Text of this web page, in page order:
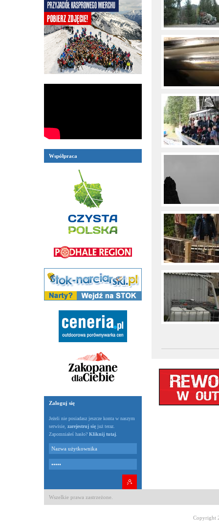
Współpraca
Zaloguj się
Jeżeli nie posiadasz jeszcze konta w naszym
serwisie, zarejestruj się już teraz.
Zapomniałeś hasło? Kliknij tutaj
Wszelkie prawa zastrzeżone.
Copyright